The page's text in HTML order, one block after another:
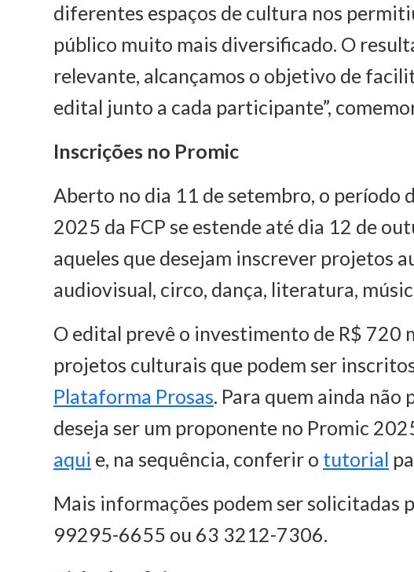
diferentes espaços de cultura nos
público muito mais diversificado. O
relevante, alcançamos o objetivo de
edital junto a cada participante”,
Inscrições no Promic
Aberto no dia 11 de setembro, o período
2025 da FCP se estende até dia 12 de
aqueles que desejam inscrever projetos
audiovisual, circo, dança, literatura,
O edital prevê o investimento de R$ 720
projetos culturais que podem ser
Plataforma Prosas. Para quem ainda não
deseja ser um proponente no Promic
aqui e, na sequência, conferir o tutorial
Mais informações podem ser solicitadas
99295-6655 ou 63 3212-7306.